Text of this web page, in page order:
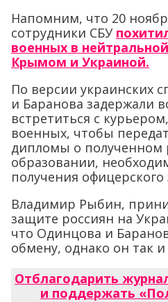
Напомним, что 20
сотрудники СБУ
военных в
Крымом и Украиной.
По версии украинских
и Баранова задержали
встретиться с
военных, чтобы
дипломы о полученном
образовании,
получения
Владимир Рыбин,
защите россиян на
что Одинцова и
обмену, однако он так и
Отблагодарить
и поддержать